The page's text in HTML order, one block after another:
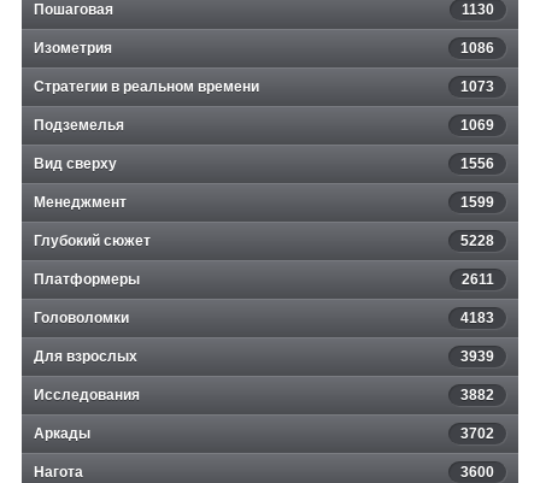
Пошаговая 1130
Изометрия 1086
Стратегии в реальном времени 1073
Подземелья 1069
Вид сверху 1556
Менеджмент 1599
Глубокий сюжет 5228
Платформеры 2611
Головоломки 4183
Для взрослых 3939
Исследования 3882
Аркады 3702
Нагота 3600